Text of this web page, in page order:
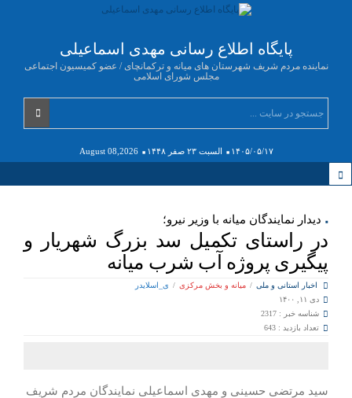
پایگاه اطلاع رسانی مهدی اسماعیلی
نماینده مردم شریف شهرستان های میانه و ترکمانچای / عضو کمیسیون اجتماعی
مجلس شورای اسلامی
۱۴۰۵/۰۵/۱۷ السبت ۲۳ صفر ۱۴۴۸ August 08,2026
دیدار نمایندگان میانه با وزیر نیرو؛
در راستای تکمیل سد بزرگ شهریار و
پیگیری پروژه آب شرب میانه
اخبار استانی و ملی / میانه و بخش مرکزی / ی_اسلایدر
دی ۱۱, ۱۴۰۰
شناسه خبر : 2317
تعداد بازدید : 643
سید مرتضی حسینی و مهدی اسماعیلی نمایندگان مردم شریف